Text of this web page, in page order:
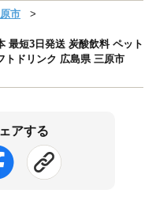
市
最短3日発送 炭酸飲料 ペット
トドリンク 広島県 三原市
アする